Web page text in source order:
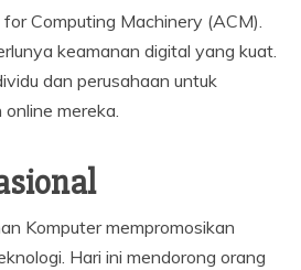
Computing Machinery (ACM).
keamanan digital yang kuat.
dan perusahaan untuk
mereka.
Komputer mempromosikan
Hari ini mendorong orang